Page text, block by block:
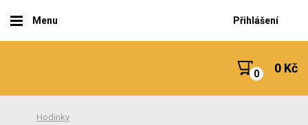
Menu Přihlášení
0 Kč
Hodinky